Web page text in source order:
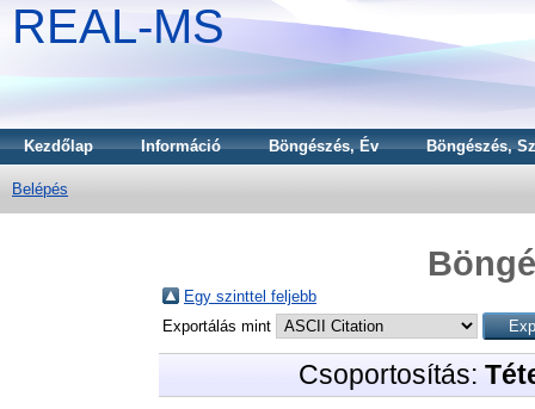
REAL-MS
Kezdőlap Információ Böngészés, Év Böngészés,
Belépés
Egy szinttel feljebb
Exportálás mint
Csoportosítás: